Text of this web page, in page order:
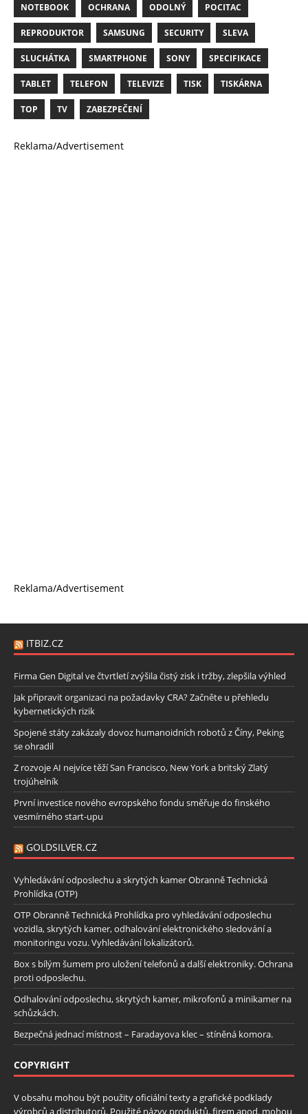
NOTEBOOK OCHRANA ODOLNÝ POCITAC
REPRODUKTOR SAMSUNG SECURITY SLEVA
SLUCHÁTKA SMARTPHONE SONY SPECIFIKACE
TABLET TELEFON TELEVIZE TISK TISKÁRNA
TOP TV ZABEZPEČENÍ
Reklama/Advertisement
Reklama/Advertisement
ITBIZ.CZ
Firma Gen Digital ve čtvrtletí zvýšila čistý zisk i tržby, zlepšila výhled
Jak připravit organizaci na požadavky CRA? Začněte u přehledu
kybernetických rizik
Spojené státy zakázaly dovoz humanoidních robotů z Číny, Peking
se ohradil
Z rozvoje AI nejvíce těží San Francisco, New York a britský Zlatý
trojúhelník
První investice nového evropského fondu směřuje do finského
vesmírného start-upu
GOLDSILVER.CZ
Vyhledávání odposlechu a skrytých kamer Obranně Technická
Prohlídka (OTP)
OTP Obranně Technická Prohlídka pro vyhledávání odposlechu
vozidla, skrytých kamer, odhalování elektronického sledování a
monitoringu vozu. Vyhledávání lokalizátorů.
Box s bílým šumem pro uložení telefonů a další elektroniky. Ochrana
proti odposlechu.
Odhalování odposlechu, skrytých kamer, mikrofonů a minikamer na
schůzkách.
Bezpečná jednací místnost – Faradayova klec – stíněná komora.
COPYRIGHT
V obsahu mohou být použity oficiální texty a grafické podklady
výrobců a distributorů. Použité názvy produktů, firem apod. mohou